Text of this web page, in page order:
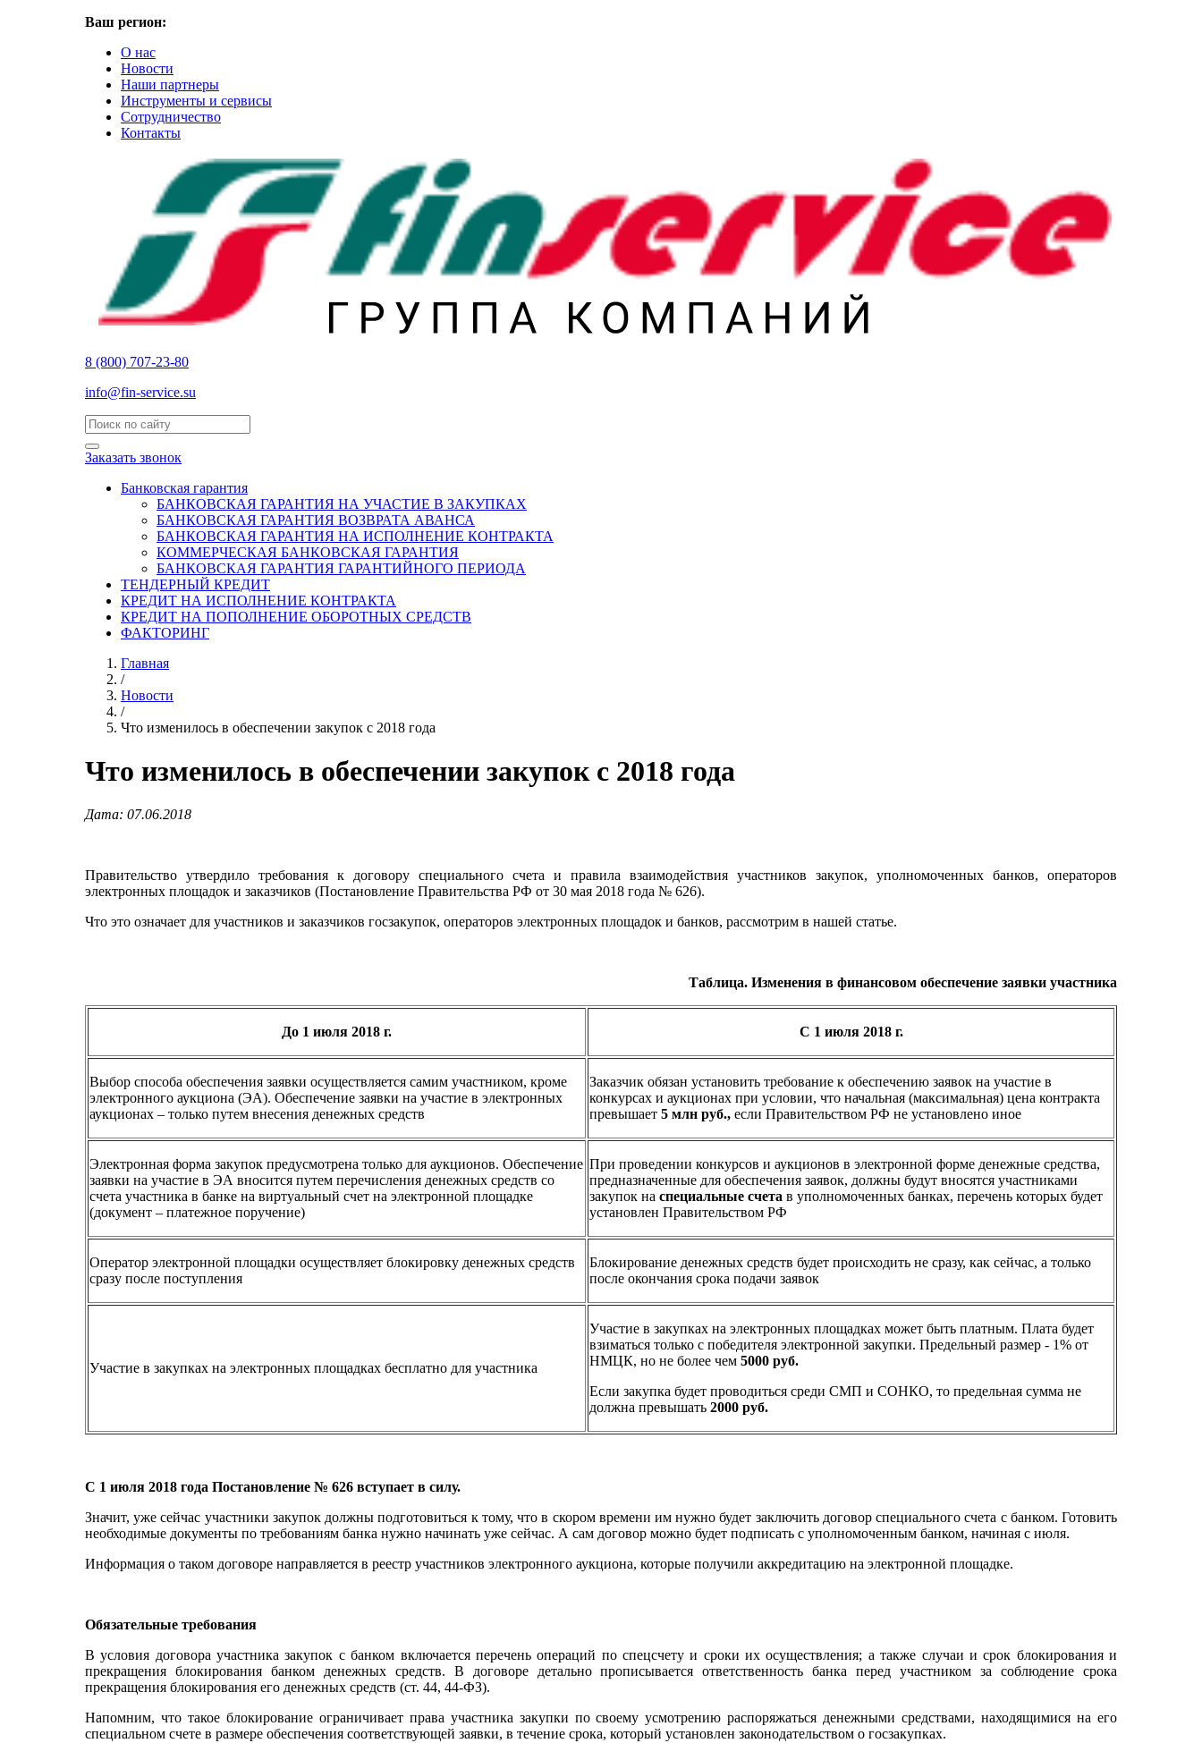
Ваш регион:
О нас
Новости
Наши партнеры
Инструменты и сервисы
Сотрудничество
Контакты
8 (800) 707-23-80
info@fin-service.su
Заказать звонок
Банковская гарантия
БАНКОВСКАЯ ГАРАНТИЯ НА УЧАСТИЕ В ЗАКУПКАХ
БАНКОВСКАЯ ГАРАНТИЯ ВОЗВРАТА АВАНСА
БАНКОВСКАЯ ГАРАНТИЯ НА ИСПОЛНЕНИЕ КОНТРАКТА
КОММЕРЧЕСКАЯ БАНКОВСКАЯ ГАРАНТИЯ
БАНКОВСКАЯ ГАРАНТИЯ ГАРАНТИЙНОГО ПЕРИОДА
ТЕНДЕРНЫЙ КРЕДИТ
КРЕДИТ НА ИСПОЛНЕНИЕ КОНТРАКТА
КРЕДИТ НА ПОПОЛНЕНИЕ ОБОРОТНЫХ СРЕДСТВ
ФАКТОРИНГ
Главная
/
Новости
/
Что изменилось в обеспечении закупок с 2018 года
Что изменилось в обеспечении закупок с 2018 года
Дата: 07.06.2018
Правительство утвердило требования к договору специального счета и правила взаимодействия участников закупок, уполномоченных банков, операторов
электронных площадок и заказчиков (Постановление Правительства РФ от 30 мая 2018 года № 626).
Что это означает для участников и заказчиков госзакупок, операторов электронных площадок и банков, рассмотрим в нашей статье.
Таблица. Изменения в финансовом обеспечение заявки участника
До 1 июля 2018 г. С 1 июля 2018 г.
Выбор способа обеспечения заявки осуществляется самим участником, кроме
электронного аукциона (ЭА). Обеспечение заявки на участие в электронных
аукционах – только путем внесения денежных средств
Заказчик обязан установить требование к обеспечению заявок на участие в
конкурсах и аукционах при условии, что начальная (максимальная) цена контракта
превышает 5 млн руб., если Правительством РФ не установлено иное
Электронная форма закупок предусмотрена только для аукционов. Обеспечение
заявки на участие в ЭА вносится путем перечисления денежных средств со
счета участника в банке на виртуальный счет на электронной площадке
(документ – платежное поручение)
При проведении конкурсов и аукционов в электронной форме денежные средства,
предназначенные для обеспечения заявок, должны будут вносятся участниками
закупок на специальные счета в уполномоченных банках, перечень которых будет
установлен Правительством РФ
Оператор электронной площадки осуществляет блокировку денежных средств
сразу после поступления
Блокирование денежных средств будет происходить не сразу, как сейчас, а только
после окончания срока подачи заявок
Участие в закупках на электронных площадках бесплатно для участника
Участие в закупках на электронных площадках может быть платным. Плата будет
взиматься только с победителя электронной закупки. Предельный размер - 1% от
НМЦК, но не более чем 5000 руб.
Если закупка будет проводиться среди СМП и СОНКО, то предельная сумма не
должна превышать 2000 руб.
С 1 июля 2018 года Постановление № 626 вступает в силу.
Значит, уже сейчас участники закупок должны подготовиться к тому, что в скором времени им нужно будет заключить договор специального счета с банком. Готовить
необходимые документы по требованиям банка нужно начинать уже сейчас. А сам договор можно будет подписать с уполномоченным банком, начиная с июля.
Информация о таком договоре направляется в реестр участников электронного аукциона, которые получили аккредитацию на электронной площадке.
Обязательные требования
В условия договора участника закупок с банком включается перечень операций по спецсчету и сроки их осуществления; а также случаи и срок блокирования и
прекращения блокирования банком денежных средств. В договоре детально прописывается ответственность банка перед участником за соблюдение срока
прекращения блокирования его денежных средств (ст. 44, 44-ФЗ).
Напомним, что такое блокирование ограничивает права участника закупки по своему усмотрению распоряжаться денежными средствами, находящимися на его
специальном счете в размере обеспечения соответствующей заявки, в течение срока, который установлен законодательством о госзакупках.